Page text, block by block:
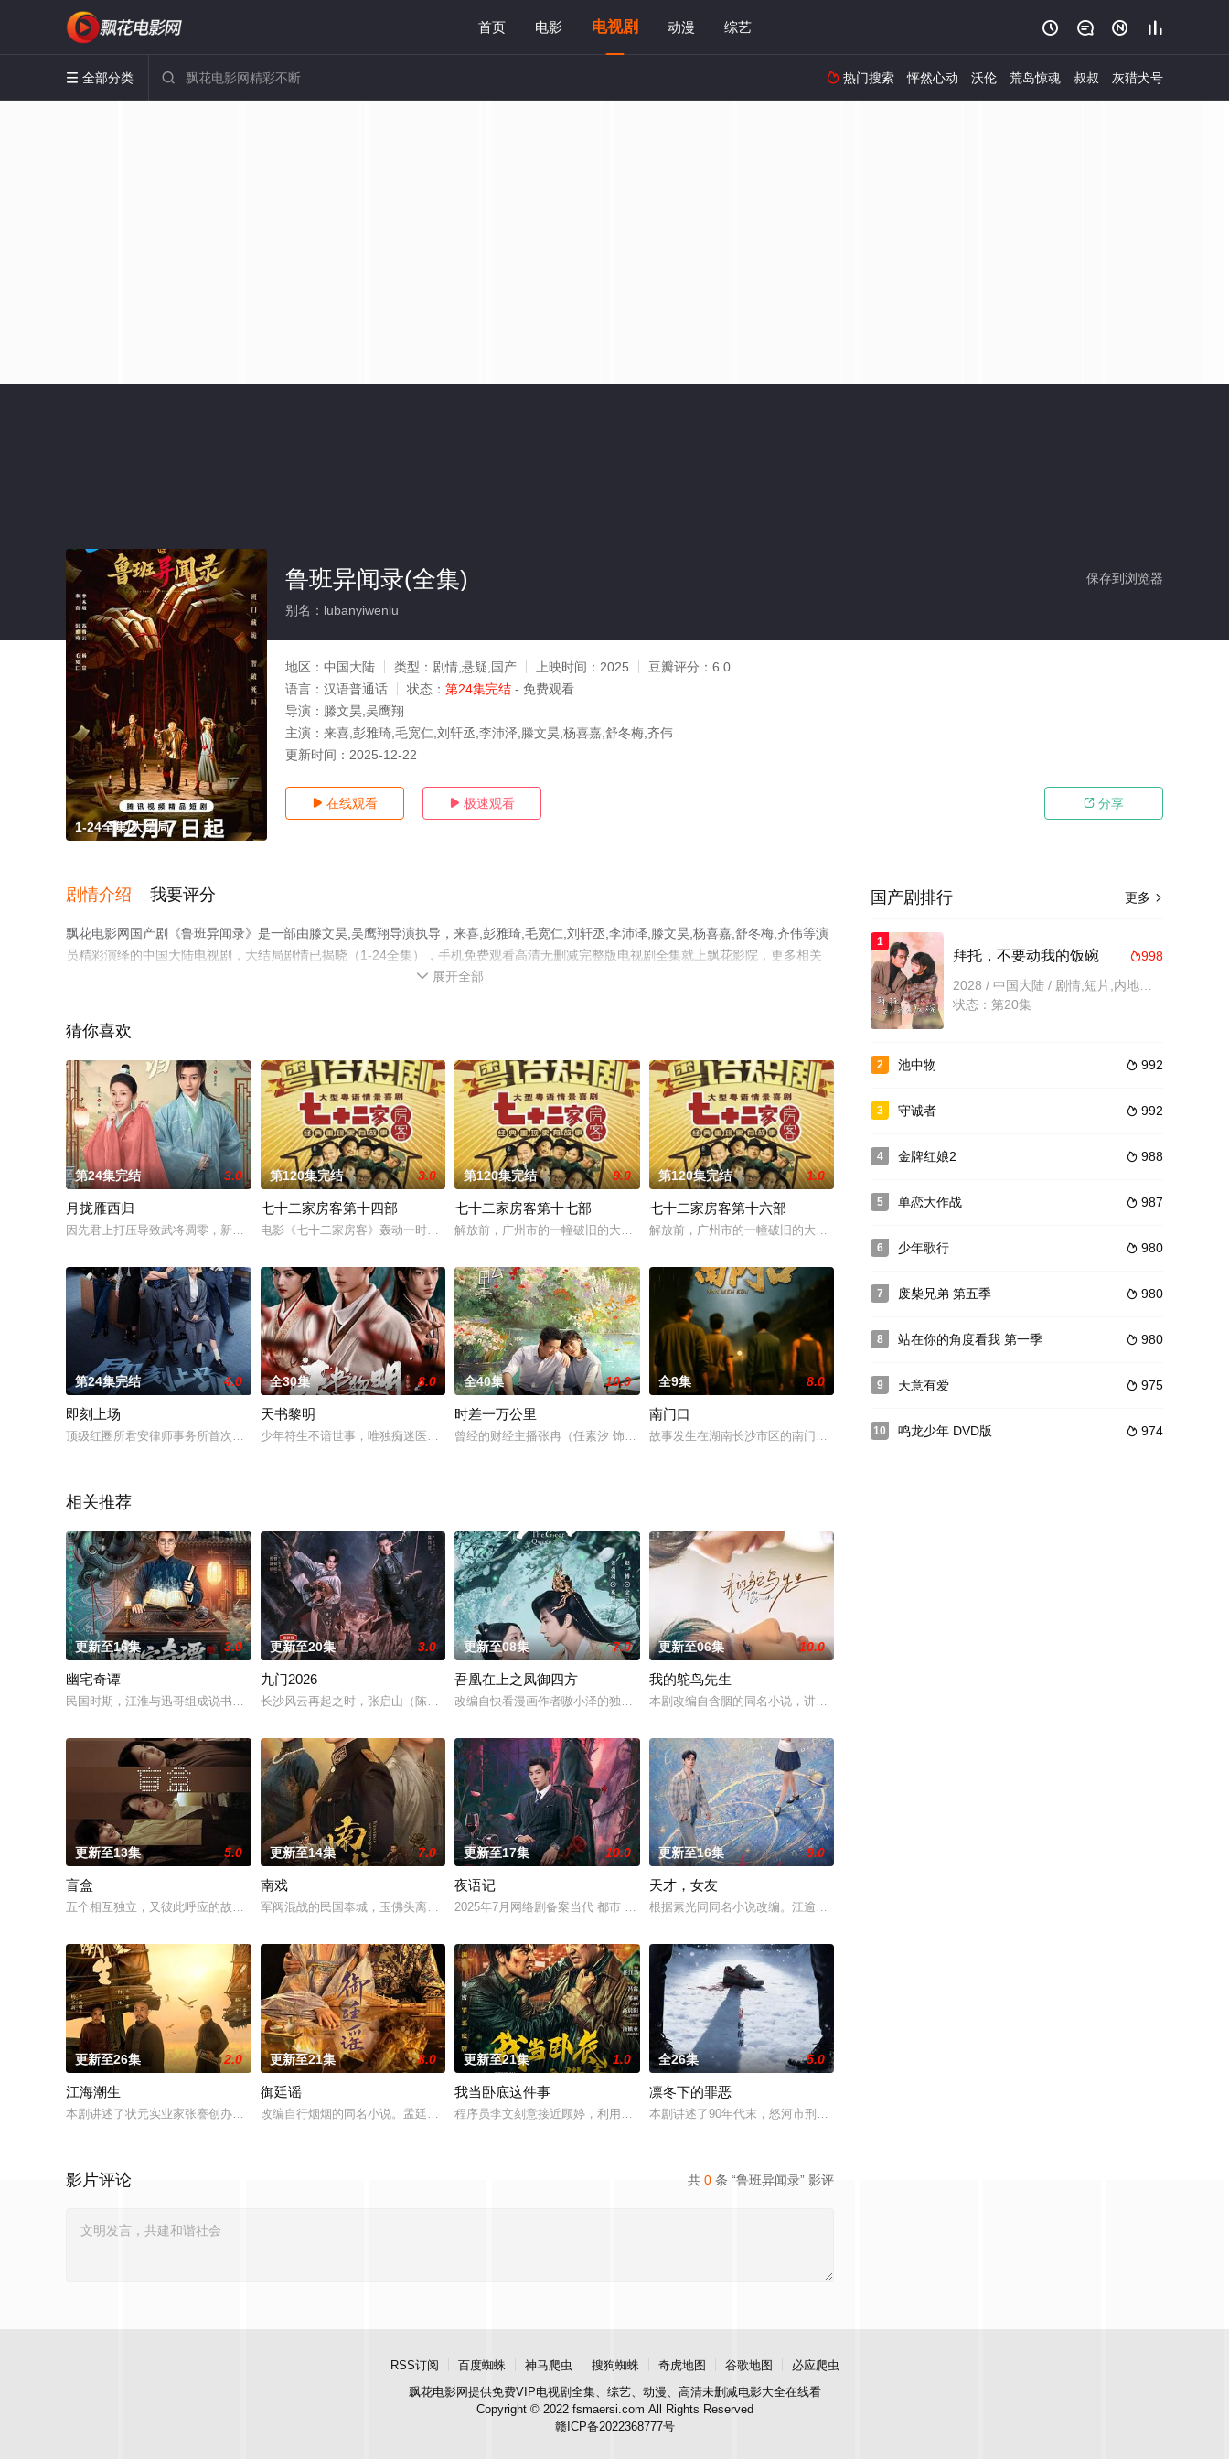
首页 电影 电视剧 动漫 综艺    
 全部分类   热门搜索 怦然心动 沃伦 荒岛惊魂 叔叔 灰猎犬号
1-24全集/大结局
保存到浏览器
鲁班异闻录(全集)
别名：lubanyiwenlu
地区： 中国大陆 类型： 剧情,悬疑,国产 上映时间： 2025 豆瓣评分： 6.0
语言： 汉语普通话 状态： 第24集完结 - 免费观看
导演： 滕文昊,吴鹰翔
主演： 来喜,彭雅琦,毛宽仁,刘轩丞,李沛泽,滕文昊,杨喜嘉,舒冬梅,齐伟
更新时间： 2025-12-22
 在线观看  极速观看  分享
剧情介绍 我要评分
飘花电影网国产剧《鲁班异闻录》是一部由滕文昊,吴鹰翔导演执导，来喜,彭雅琦,毛宽仁,刘轩丞,李沛泽,滕文昊,杨喜嘉,舒冬梅,齐伟等演
员精彩演绎的中国大陆电视剧，大结局剧情已揭晓（1-24全集），手机免费观看高清无删减完整版电视剧全集就上飘花影院，更多相关
 展开全部
猜你喜欢
第24集完结 3.0
月拢雁西归
因先君上打压导致武将凋零，新帝面临内忧外患，将军之子南辰筱扮女避祸，燕霖特赐婚他与扮男入仕的芮祤以护二
第120集完结 3.0
七十二家房客第十四部
电影《七十二家房客》轰动一时，著名粤剧演员文觉非在电影里扮演的大反派“太子炳”深入民心，其余的经典角色
第120集完结 9.0
七十二家房客第十七部
解放前，广州市的一幢破旧的大院里住着72家穷苦的房客。屋主炳根和他的老婆八姑是流氓恶霸，房客们深受他们
第120集完结 1.0
七十二家房客第十六部
解放前，广州市的一幢破旧的大院里住着72家穷苦的房客。屋主炳根和他的老婆八姑是流氓恶霸，房客们深受
第24集完结 4.0
即刻上场
顶级红圈所君安律师事务所首次设立了挑选优秀实习生入职的“识君计划”，获选的幸运儿将能得到一大笔奖金和正
全30集 8.0
天书黎明
少年符生不谙世事，唯独痴迷医学，非常规的行医手段让城中百姓对他又爱又怕。一桩突如其来的“百医之死”案，
全40集 10.0
时差一万公里
曾经的财经主播张冉（任素汐 饰）因不甘海外代购的平凡生活，手握一封国内MCN公司的offer拉着丈夫付
全9集 8.0
南门口
故事发生在湖南长沙市区的南门口，讲述了几个土生土长的青春少年：小令宝、细罗、解小明、东子和美丽少
相关推荐
更新至16集 3.0
幽宅奇谭
民国时期，江淮与迅哥组成说书班子，偶遇“白天人住屋，晚上鬼占房”的阴阳宅，江淮被掳走配“阴婚”。他与女
更新至20集 3.0
九门2026
长沙风云再起之时，张启山（陈伟霆 饰）与吴老狗（曾舜晞 饰）强强联手，携手霍仙姑（陈瑶 饰）与九门诸人
更新至08集 7.0
吾凰在上之凤御四方
改编自快看漫画作者嗷小泽的独家连载漫画《吾凰在上》。现代少女奚圆（姜贞羽 饰）因意外踏入玄机界，继而卷
更新至06集 10.0
我的鸵鸟先生
本剧改编自含胭的同名小说，讲述了邻家女孩庞倩（苏晓彤 饰）与童年时因一场意外落下身体残缺的少年顾铭
更新至13集 5.0
盲盒
五个相互独立，又彼此呼应的故事——用一场精心策划的“夏令营”完成复仇的受害者；临终前与遗憾和解的“无用
更新至14集 7.0
南戏
军阀混战的民国奉城，玉佛头离奇失窃，戏班主横尸戏台，将冷血少帅许又安与昆曲名伶荣筱楠推向不死不休的对立
更新至17集 10.0
夜语记
2025年7月网络剧备案当代 都市 海南越酷文化传媒有限公司
更新至16集 9.0
天才，女友
根据素光同同名小说改编。江逾白长大以后，林知夏忽然对他说：“江逾白，我喜欢你，哲学和生物学意义上的
更新至26集 2.0
江海潮生
本剧讲述了状元实业家张謇创办大生企业，实业报国的故事。甲午战争后，国家蒙羞，张謇虽高中状元，却渴望寻求
更新至21集 8.0
御廷谣
改编自行烟烟的同名小说。孟廷辉，大平王朝有史以来个以女子进士科三元及第入翰林院的奇女子。十年前的她被他
更新至21集 1.0
我当卧底这件事
程序员李文刻意接近顾婷，利用顾炎女儿奴的属性，请求老炮儿顾炎带自己用程序员身份卧底电诈集团以求查出未婚
全26集 5.0
凛冬下的罪恶
本剧讲述了90年代末，怒河市刑侦支队在无普及监控、无DNA鉴定技术的支持下，通过摸排、勘查等传统刑侦
共 0 条 “鲁班异闻录” 影评
影片评论
更多 
国产剧排行
1
998
拜托，不要动我的饭碗
状态：第20集
2  992
池中物
3  992
守诚者
4  988
金牌红娘2
5  987
单恋大作战
6  980
少年歌行
7  980
废柴兄弟 第五季
8  980
站在你的角度看我 第一季
9  975
天意有爱
10  974
鸣龙少年 DVD版
RSS订阅 百度蜘蛛 神马爬虫 搜狗蜘蛛 奇虎地图 谷歌地图
必应爬虫
飘花电影网提供免费VIP电视剧全集、综艺、动漫、高清未删减电影大全在线看
Copyright © 2022 fsmaersi.com All Rights Reserved
赣ICP备2022368777号